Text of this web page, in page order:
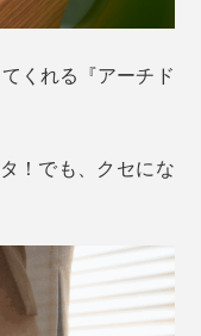
くれる『アーチド
！でも、クセにな